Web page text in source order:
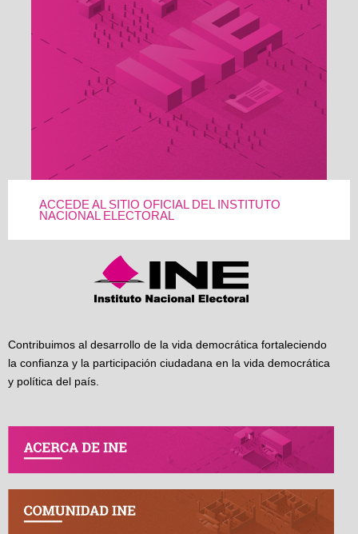
ACCEDE AL SITIO OFICIAL DEL INSTITUTO
NACIONAL ELECTORAL
Contribuimos al desarrollo de la vida democrática fortaleciendo
la confianza y la participación ciudadana en la vida democrática
y política del país.